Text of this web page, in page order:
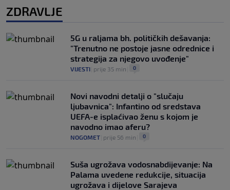
ZDRAVLJE
5G u raljama bh. političkih dešavanja:
"Trenutno ne postoje jasne odrednice i
strategija za njegovo uvođenje"
VIJESTI prije 35 min 0
Novi navodni detalji o "slučaju
ljubavnica": Infantino od sredstava
UEFA-e isplaćivao ženu s kojom je
navodno imao aferu?
NOGOMET prije 56 min 0
Suša ugrožava vodosnabdijevanje: Na
Palama uvedene redukcije, situacija
ugrožava i dijelove Sarajeva